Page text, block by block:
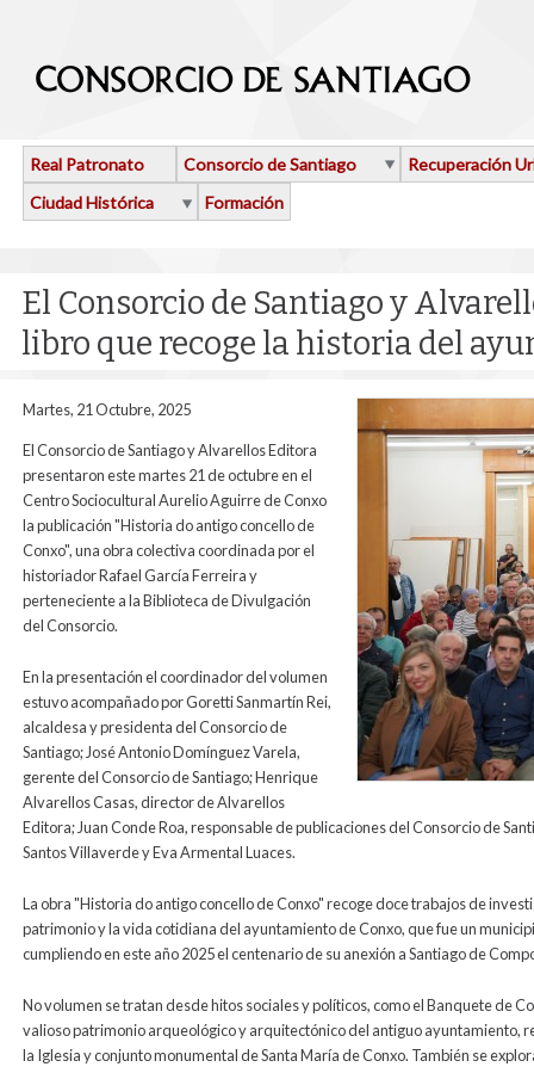
Real Patronato Consorcio de Santiago
Recuperación
Ciudad Histórica
Formación
El Consorcio de Santiago y
libro que recoge la historia del
Martes, 21 Octubre, 2025
El Consorcio de Santiago y Alvarellos Editora
presentaron este martes 21 de octubre en el
Centro Sociocultural Aurelio Aguirre de Conxo
la publicación "Historia do antigo concello de
Conxo", una obra colectiva coordinada por el
historiador Rafael García Ferreira y
perteneciente a la Biblioteca de Divulgación
del Consorcio.
En la presentación el coordinador del volumen
estuvo acompañado por Goretti Sanmartín Rei,
alcaldesa y presidenta del Consorcio de
Santiago; José Antonio Domínguez Varela,
gerente del Consorcio de Santiago; Henrique
Alvarellos Casas, director de Alvarellos
Editora; Juan Conde Roa, responsable de publicaciones del Consorcio de
Santos Villaverde y Eva Armental Luaces.
La obra "Historia do antigo concello de Conxo" recoge doce trabajos de
patrimonio y la vida cotidiana del ayuntamiento de Conxo, que fue un
cumpliendo en este año 2025 el centenario de su anexión a Santiago de
No volumen se tratan desde hitos sociales y políticos, como el Banquete de
valioso patrimonio arqueológico y arquitectónico del antiguo ayuntamiento,
la Iglesia y conjunto monumental de Santa María de Conxo. También se